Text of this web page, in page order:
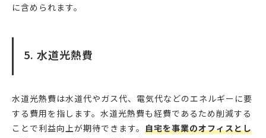
に含められます。
5. 水道光熱費
水道光熱費は水道代やガス代、電気代などのエネルギーに要
する費用を指します。水道光熱費も経費であるため削減する
ことで利益向上が期待できます。 自宅を事業のオフィスとし